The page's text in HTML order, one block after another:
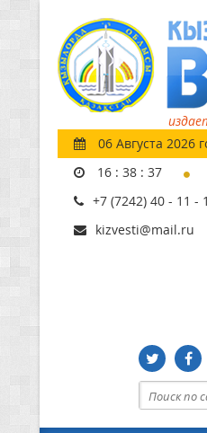
06 Августа 2026
16 : 38 : 38
+7 (7242) 40 - 11 -
kizvesti@mail.ru